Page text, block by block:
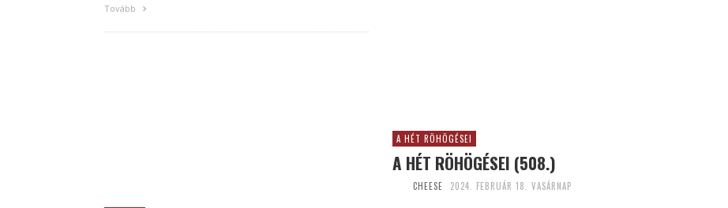
Tovább
A HÉT RÖHÖGÉSEI
A HÉT RÖHÖGÉSEI (508.)
CHEESE 2024. FEBRUÁR 18. VASÁRNAP